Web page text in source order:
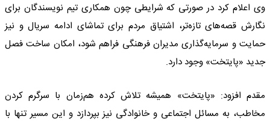
وی اعلام کرد در صورتی که شرایطی چون همکاری تیم نویسندگان برای
نگارش قصه‌های تازه‌تر، اشتیاق مردم برای تماشای ادامه سریال و نیز
حمایت و سرمایه‌گذاری مدیران فرهنگی فراهم شود، امکان ساخت فصل
جدید «پایتخت» وجود دارد.
مقدم افزود: «پایتخت» همیشه تلاش کرده هم‌زمان با سرگرم‌ کردن
مخاطب، به مسائل اجتماعی و خانوادگی نیز بپردازد و این مسیر تنها با